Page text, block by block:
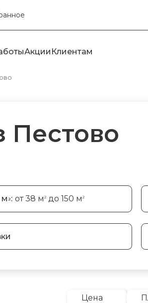
Акции Клиентам
Пестово
м 2 : от 38 м2 до 150 м2
Цена